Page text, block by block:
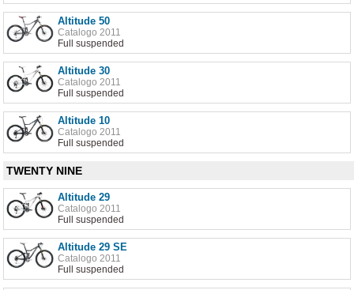
Altitude 50
Catalogo 2011
Full suspended
Altitude 30
Catalogo 2011
Full suspended
Altitude 10
Catalogo 2011
Full suspended
TWENTY NINE
Altitude 29
Catalogo 2011
Full suspended
Altitude 29 SE
Catalogo 2011
Full suspended